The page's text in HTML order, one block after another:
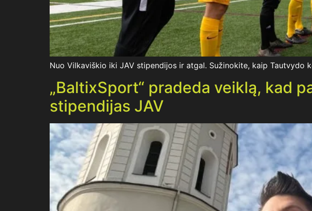
Nuo Vilkaviškio iki JAV stipendijos ir atgal. Sužinokite, kaip Tautvydo
„BaltixSport“ pradeda veiklą, kad
stipendijas JAV